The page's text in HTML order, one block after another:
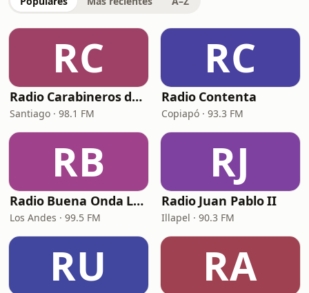
RC
Radio Carabineros de Chile
Santiago · 98.1 FM
RC
Radio Contenta
Copiapó · 93.3 FM
RB
Radio Buena Onda Los Andes
Los Andes · 99.5 FM
RJ
Radio Juan Pablo II
Illapel · 90.3 FM
RU RA